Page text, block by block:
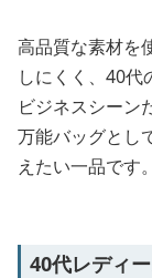
高品質な素材を
しにくく、40代
ビジネスシーン
万能バッグとし
えたい一品です。
40代レディ